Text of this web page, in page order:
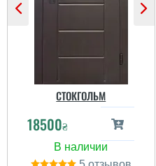
вибір і дуже
модель. Встановили
читати всі відгуки
СТОКГОЛЬМ
18500₴